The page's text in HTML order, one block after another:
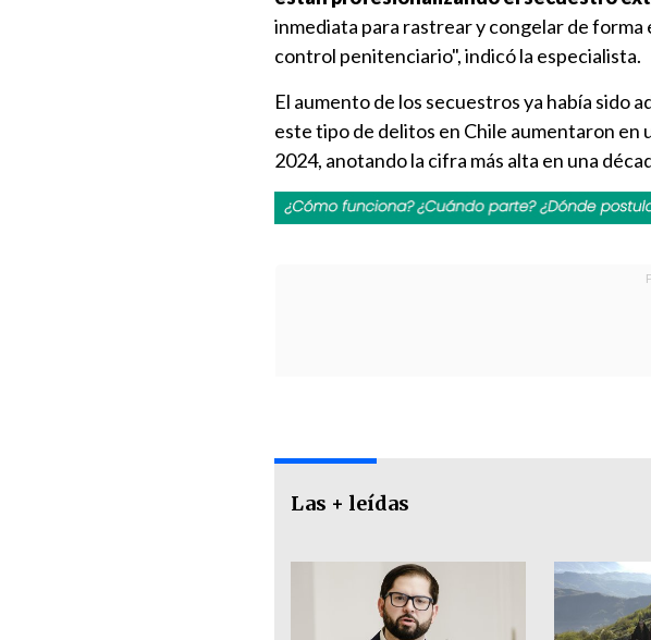
inmediata para rastrear y congelar de
control penitenciario", indicó la especialista.
El aumento de los secuestros ya había sido
este tipo de delitos en Chile aumentaron en
2024, anotando la cifra más alta en una
Las + leídas